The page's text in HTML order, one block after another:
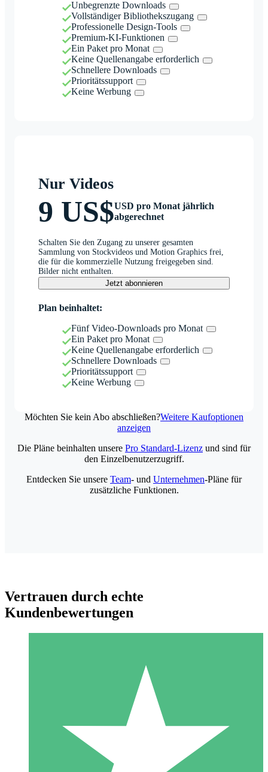
Unbegrenzte Downloads
Vollständiger Bibliothekszugang
Professionelle Design-Tools
Premium-KI-Funktionen
Ein Paket pro Monat
Keine Quellenangabe erforderlich
Schnellere Downloads
Prioritätssupport
Keine Werbung
Nur Videos
9 US$USD pro Monat jährlich
abgerechnet
Schalten Sie den Zugang zu unserer gesamten
Sammlung von Stockvideos und Motion Graphics frei,
die für die kommerzielle Nutzung freigegeben sind.
Bilder nicht enthalten.
Jetzt abonnieren
Plan beinhaltet:
Fünf Video-Downloads pro Monat
Ein Paket pro Monat
Keine Quellenangabe erforderlich
Schnellere Downloads
Prioritätssupport
Keine Werbung
Möchten Sie kein Abo abschließen?Weitere Kaufoptionen
anzeigen
Individuelle Credit-Pakete
Zahlen Sie nach Bedarf mit Download-Credits. Keine
monatliche Verpflichtung erforderlich.
Die Pläne beinhalten unsere Pro Standard-Lizenz und sind für
den Einzelbenutzerzugriff.
Entdecken Sie unsere Team- und Unternehmen-Pläne für
zusätzliche Funktionen.
Vertrauen durch echte
Kundenbewertungen